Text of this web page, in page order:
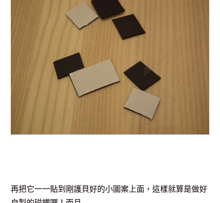
再把它一一貼到剛護貝好的小圖案上面，這樣就算是做好